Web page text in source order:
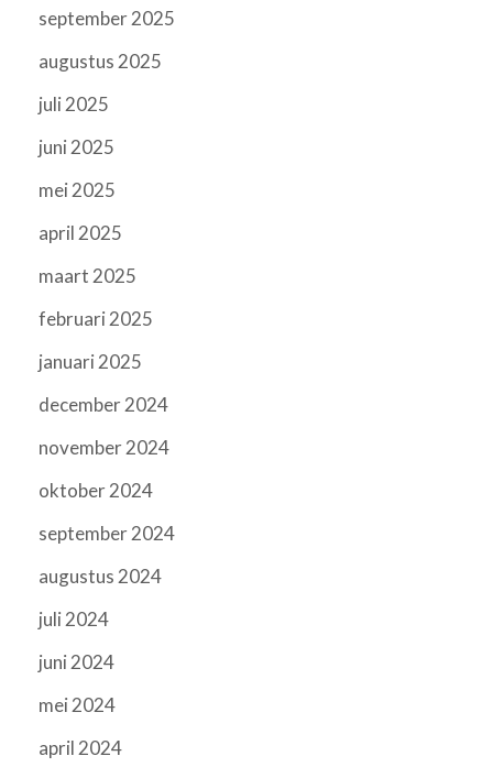
september 2025
augustus 2025
juli 2025
juni 2025
mei 2025
april 2025
maart 2025
februari 2025
januari 2025
december 2024
november 2024
oktober 2024
september 2024
augustus 2024
juli 2024
juni 2024
mei 2024
april 2024